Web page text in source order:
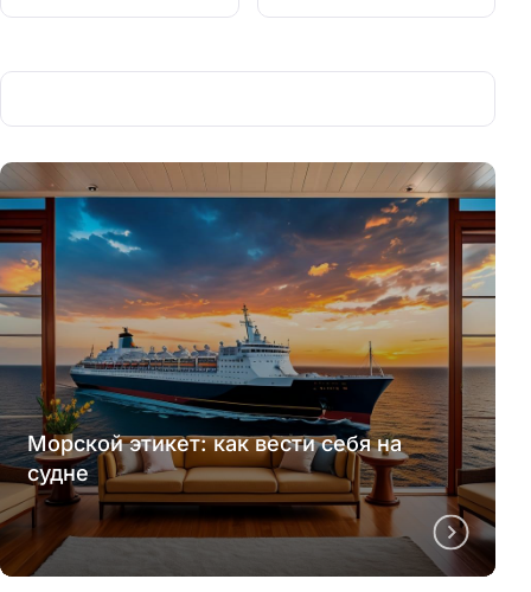
Морской этикет: как вести себя на
судне